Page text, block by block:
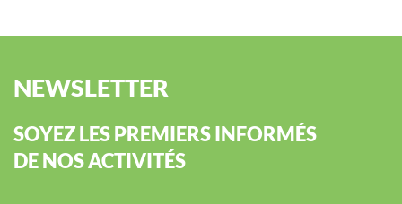
NEWSLETTER
SOYEZ LES PREMIERS INFORMÉS
DE NOS ACTIVITÉS